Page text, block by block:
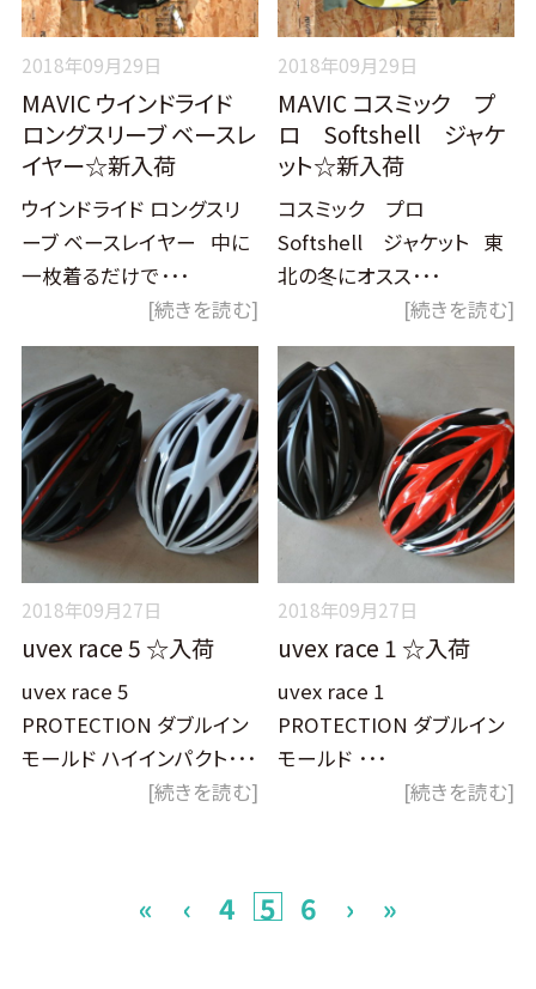
2018年09月29日
MAVIC ウインドライド
ロングスリーブ ベースレ
イヤー☆新入荷
ウインドライド ロングスリ
ーブ ベースレイヤー 中に
一枚着るだけで･･･
[続きを読む]
2018年09月29日
MAVIC コスミック プ
ロ Softshell ジャケ
ット☆新入荷
コスミック プロ
Softshell ジャケット 東
北の冬にオスス･･･
[続きを読む]
2018年09月27日
uvex race 5 ☆入荷
uvex race 5
PROTECTION ダブルイン
モールド ハイインパクト･･･
[続きを読む]
2018年09月27日
uvex race 1 ☆入荷
uvex race 1
PROTECTION ダブルイン
モールド ･･･
[続きを読む]
« ‹ 4 5 6 › »